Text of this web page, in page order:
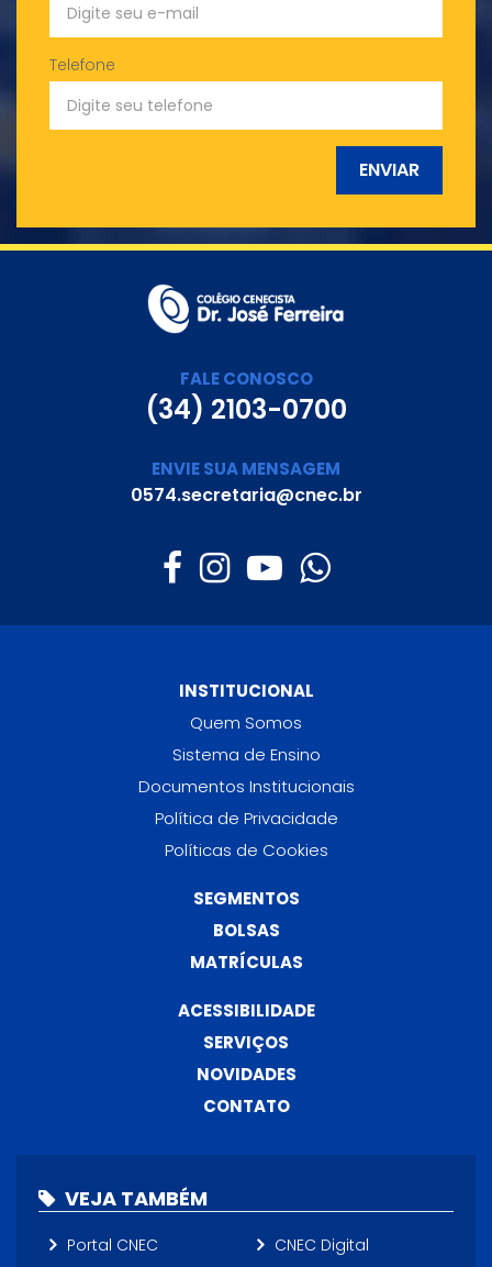
Telefone
ENVIAR
FALE CONOSCO
(34) 2103-0700
ENVIE SUA MENSAGEM
0574.secretaria@cnec.br
INSTITUCIONAL
Quem Somos
Sistema de Ensino
Documentos Institucionais
Política de Privacidade
Políticas de Cookies
SEGMENTOS
BOLSAS
MATRÍCULAS
ACESSIBILIDADE
SERVIÇOS
NOVIDADES
CONTATO
VEJA TAMBÉM
Portal CNEC CNEC Digital